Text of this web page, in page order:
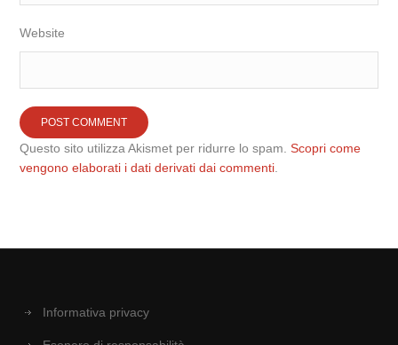
Website
Questo sito utilizza Akismet per ridurre lo spam.Scopri come
vengono elaborati i dati derivati dai commenti
Informativa privacy